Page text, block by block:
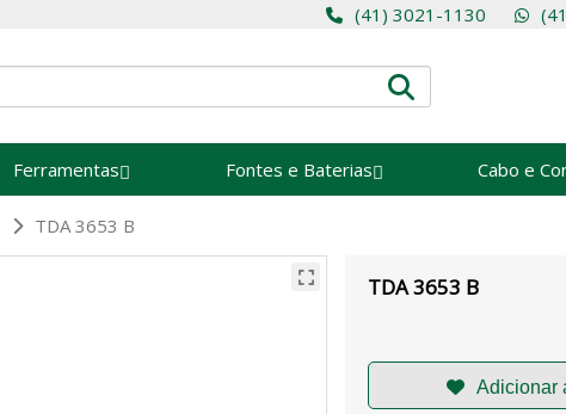
(41) 3021-1130
Ferramentas Fontes e Baterias Cabo e
TDA 3653 B
TDA 3653 B